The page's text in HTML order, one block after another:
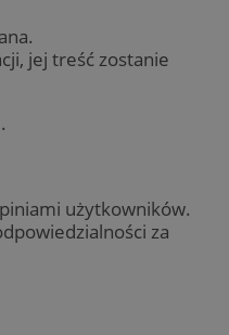
jej treść zostanie
użytkowników.
za